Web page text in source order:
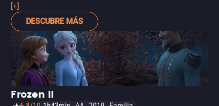
actuaciones entre Willem Dafoe y Robert Pattinson,
quienes fueron completamente ignorados por los
votantes. Película disponible en cines.
[+]
DESCUBRE MÁS
Frozen II